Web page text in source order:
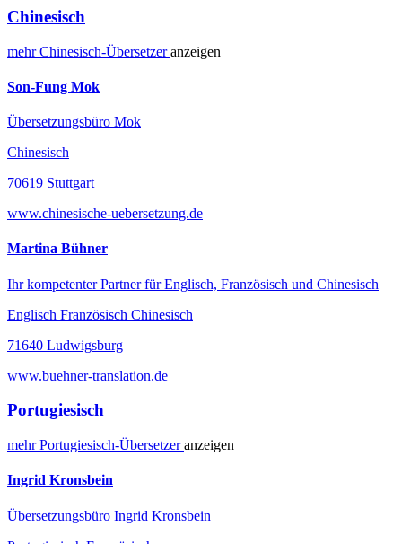
Chinesisch
mehrChinesisch-Übersetzeranzeigen
Son-Fung Mok
Übersetzungsbüro Mok
Chinesisch
70619 Stuttgart
www.chinesische-uebersetzung.de
Martina Bühner
Ihr kompetenter Partner für Englisch, Französisch und Chinesisch
Englisch Französisch Chinesisch
71640 Ludwigsburg
www.buehner-translation.de
Portugiesisch
mehrPortugiesisch-Übersetzeranzeigen
Ingrid Kronsbein
Übersetzungsbüro Ingrid Kronsbein